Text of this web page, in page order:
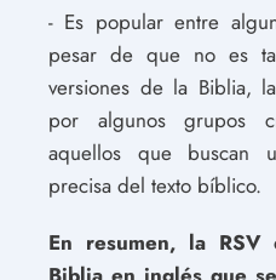
- Es popular entre
pesar de que no es
versiones de la Biblia,
por algunos grupos
aquellos que buscan
precisa del texto bíblico.
En resumen, la